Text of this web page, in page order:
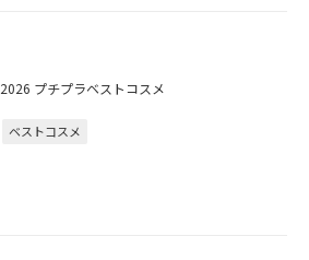
2026 プチプラベストコスメ
ベストコスメ